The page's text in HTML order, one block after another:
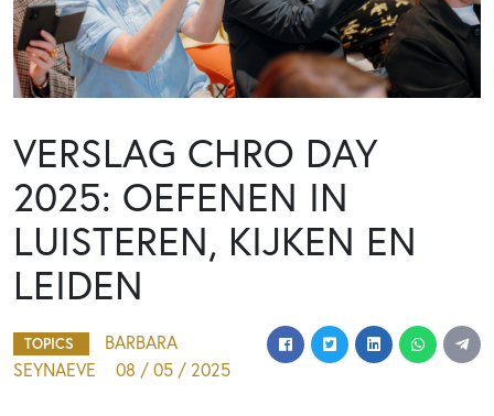
VERSLAG CHRO DAY
2025: OEFENEN IN
LUISTEREN, KIJKEN EN
LEIDEN
TOPICS
BARBARA
SEYNAEVE
08 / 05 / 2025